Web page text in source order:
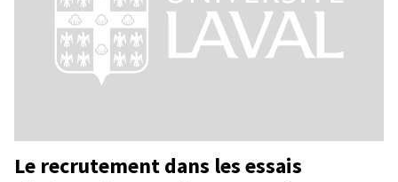
Le recrutement dans les essais